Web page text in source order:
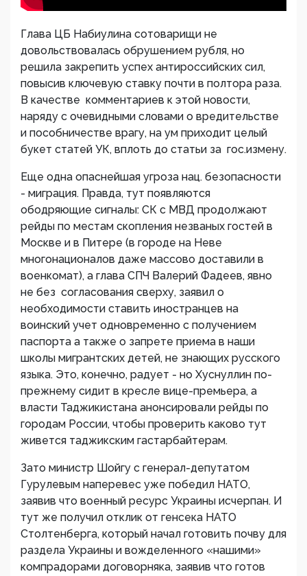
Глава ЦБ Набиулина сотоварищи не
довольствовалась обрушением рубля, но
решила закрепить успех антироссийских сил,
повысив ключевую ставку почти в полтора раза.
В качестве комментариев к этой новости,
наряду с очевидными словами о вредительстве
и пособничестве врагу, на ум приходит целый
букет статей УК, вплоть до статьи за гос.измену.
Еще одна опаснейшая угроза нац. безопасности
- миграция. Правда, тут появляются
ободряющие сигналы: СК с МВД продолжают
рейды по местам скопления незваных гостей в
Москве и в Питере (в городе на Неве
многонационалов даже массово доставили в
военкомат), а глава СПЧ Валерий Фадеев, явно
не без согласования сверху, заявил о
необходимости ставить иностранцев на
воинский учет одновременно с получением
паспорта а также о запрете приема в наши
школы мигрантских детей, не знающих русского
языка. Это, конечно, радует - но Хуснуллин по-
прежнему сидит в кресле вице-премьера, а
власти Таджикистана анонсировали рейды по
городам России, чтобы проверить каково тут
живется таджикским гастарбайтерам.
Зато министр Шойгу с генерал-депутатом
Гурулевым наперевес уже победил НАТО,
заявив что военный ресурс Украины исчерпан. И
тут же получил отклик от генсека НАТО
Столтенберга, который начал готовить почву для
раздела Украины и вожделенного «нашими»
компрадорами договорняка, заявив что готов